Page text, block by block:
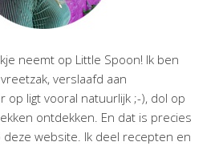
neemt op Little Spoon! Ik ben
verslaafd aan
op ligt vooral natuurlijk ;-), dol op
ontdekken. En dat is precies
website. Ik deel recepten en